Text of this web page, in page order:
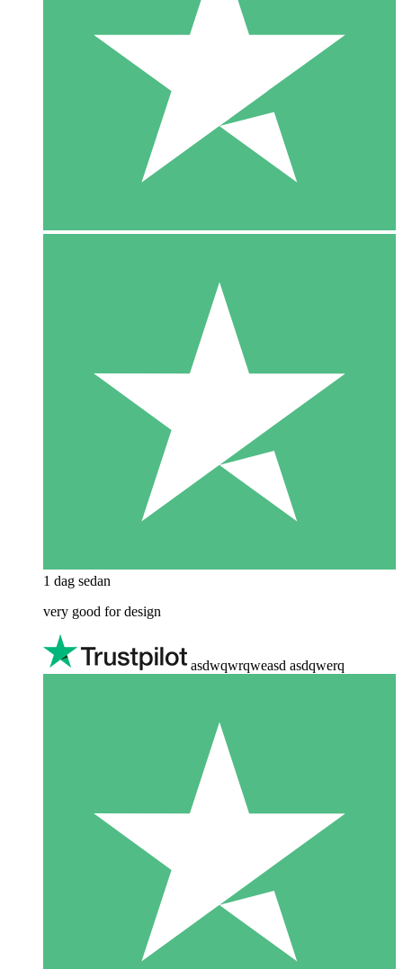
1 dag sedan
very good for design
asdwqwrqweasd asdqwerq